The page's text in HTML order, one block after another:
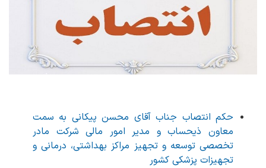
حکم انتصاب جناب آقای محسن پیکانی به سمت
معاون ذیحساب و مدیر امور مالی شرکت مادر
تخصصی توسعه و تجهیز مراکز بهداشتی، درمانی و
تجهیزات پزشکی کشور